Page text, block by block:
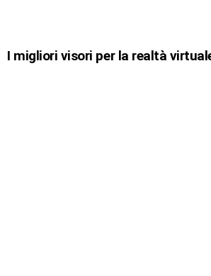
I migliori visori per la realtà